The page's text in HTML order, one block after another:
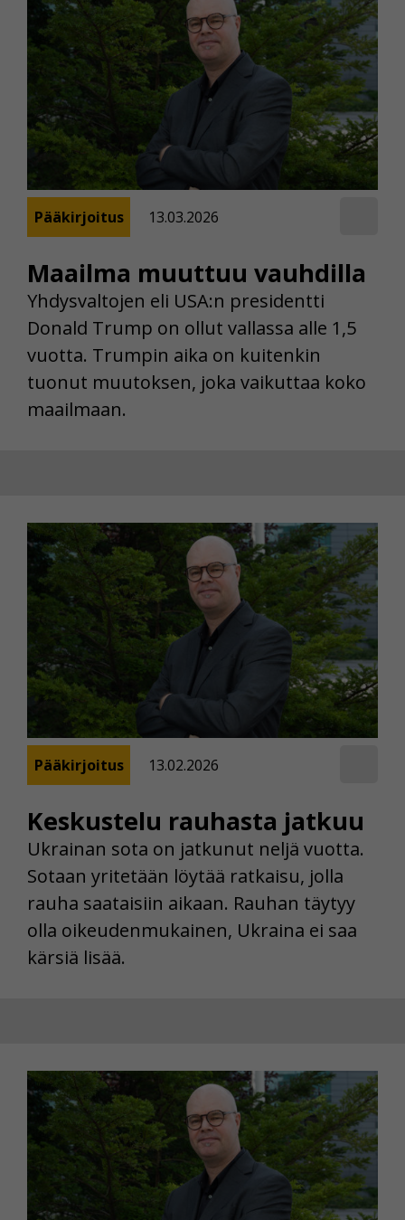
Maailma muuttuu vauhdilla
Pääkirjoitus 13.03.2026
Yhdysvaltojen eli USA:n presidentti
Donald Trump on ollut vallassa alle 1,5
vuotta. Trumpin aika on kuitenkin
tuonut muutoksen, joka vaikuttaa koko
maailmaan.
Keskustelu rauhasta jatkuu
Pääkirjoitus 13.02.2026
Ukrainan sota on jatkunut neljä vuotta.
Sotaan yritetään löytää ratkaisu, jolla
rauha saataisiin aikaan. Rauhan täytyy
olla oikeudenmukainen, Ukraina ei saa
kärsiä lisää.